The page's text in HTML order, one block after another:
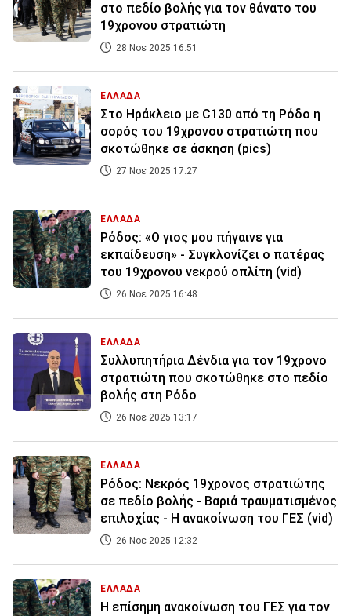
στο πεδίο βολής για τον θάνατο του
19χρονου στρατιώτη
28 Νοε 2025 16:51
ΕΛΛΑΔΑ
Στο Ηράκλειο με C130 από τη Ρόδο η
σορός του 19χρονου στρατιώτη που
σκοτώθηκε σε άσκηση (pics)
27 Νοε 2025 17:27
ΕΛΛΑΔΑ
Ρόδος: «Ο γιος μου πήγαινε για
εκπαίδευση» - Συγκλονίζει ο πατέρας
του 19χρονου νεκρού οπλίτη (vid)
26 Νοε 2025 16:48
ΕΛΛΑΔΑ
Συλλυπητήρια Δένδια για τον 19χρονο
στρατιώτη που σκοτώθηκε στο πεδίο
βολής στη Ρόδο
26 Νοε 2025 13:17
ΕΛΛΑΔΑ
Ρόδος: Νεκρός 19χρονος στρατιώτης
σε πεδίο βολής - Βαριά τραυματισμένος
επιλοχίας - Η ανακοίνωση του ΓΕΣ (vid)
26 Νοε 2025 12:32
ΕΛΛΑΔΑ
Η επίσημη ανακοίνωση του ΓΕΣ για τον